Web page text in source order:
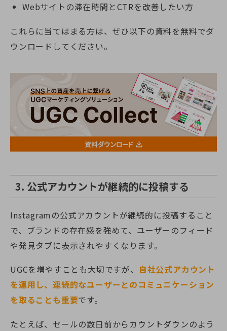
Webサイトの滞在時間とCTRを改善したい方
これらに当てはまる方は、ぜひ以下の資料を無料でダ
ウンロードしてください。
3. 公式アカウントが継続的に投稿する
Instagramの公式アカウントが継続的に投稿すること
で、ブランドの存在感を強めて、ユーザーのフィード
や発見タブに表示されやすくなります。
UGCを増やすことも大切ですが、 自社公式アカウント
を運用し、連続的なユーザーとのコミュニケーション
を取ることも重要です。
たとえば、セールの数日前からカウントダウンのよう